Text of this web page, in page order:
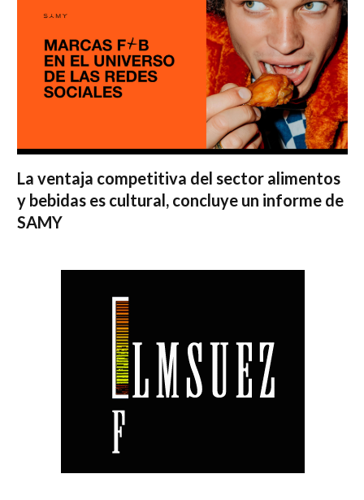
La ventaja competitiva del sector alimentos
y bebidas es cultural, concluye un informe de
SAMY